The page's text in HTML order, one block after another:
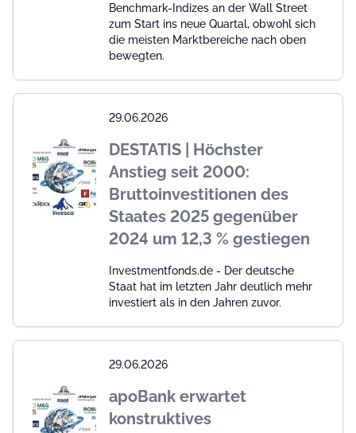
Benchmark-Indizes an der Wall Street
zum Start ins neue Quartal, obwohl sich
die meisten Marktbereiche nach oben
bewegten.
29.06.2026
DESTATIS | Höchster
Anstieg seit 2000:
Bruttoinvestitionen des
Staates 2025 gegenüber
2024 um 12,3 % gestiegen
Investmentfonds.de - Der deutsche
Staat hat im letzten Jahr deutlich mehr
investiert als in den Jahren zuvor.
29.06.2026
apoBank erwartet
konstruktives